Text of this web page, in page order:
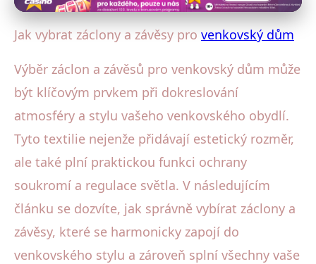
Jak vybrat záclony a závěsy pro
5. 1. 2026· 5 min čtení · Autor: Eva Šimková
Jak vybrat záclony a závěsy pro venkovský dům
Výběr záclon a závěsů pro venkovský dům může
být klíčovým prvkem při dokreslování
atmosféry a stylu vašeho venkovského obydlí.
Tyto textilie nejenže přidávají estetický rozměr,
ale také plní praktickou funkci ochrany
soukromí a regulace světla. V následujícím
článku se dozvíte, jak správně vybírat záclony a
závěsy, které se harmonicky zapojí do
venkovského stylu a zároveň splní všechny vaše